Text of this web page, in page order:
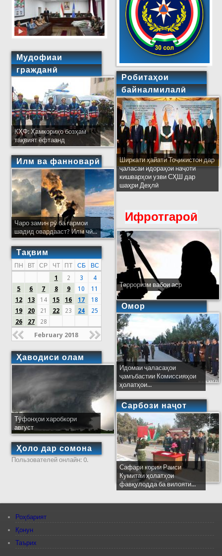
Мудофиаи
гражданӣ
КҲФ: Ҳамкориҳо бозҳам
тақвият ёфтаанд
Илм ва фанноварӣ
Чаро замин рӯ ба гармои
шадид овардааст? Илм чӣ...
Тақвим
ПН ВТ СР ЧТ ПТ СБ
ВС
1
2 3
4
5
6 7 8 9 10
11
12
13 14 15 16 17
18
19
20 21 22 23 24
25
26
27 28
February 2018
Ҳаводиси олам
Тӯфонҳои харобкори
август
Ҳоло дар сомона
Пользователей онлайн: 0.
Робитаҳои
байналмилалӣ
Ширкати ҳайати Тоҷикистон дар
ҷаласаи идораҳои наҷоти
кишварҳои узви СҲШ дар
шаҳри Деҳлӣ
Ифротгароӣ
Терроризм вабои аср
Омор
Идомаи ҷаласаҳои
ҷамъбастии Комиссияҳои
ҳолатҳои...
Сарбози наҷот
Сафари кории Раиси
Кумитаи ҳолатҳои
фавқулодда ба вилояти...
Роҳбарият
Қонун
Таърих